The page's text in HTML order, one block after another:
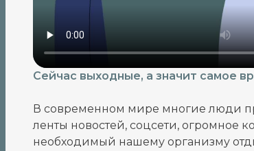
Сейчас выходные, а значит самое
В современном мире многие люди
ленты новостей, соцсети, огромное
необходимый нашему организму